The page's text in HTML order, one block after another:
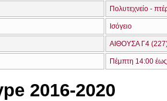
Πολυτεχνείο -
Ισόγειο
ΑΙΘΟΥΣΑ Γ4
Πέμπτη 14:00
2016-2020